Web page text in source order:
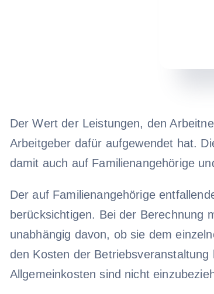
Der Wert der Leistungen, den
Arbeitgeber dafür aufgewendet hat.
damit auch auf Familienangehörige
Der auf Familienangehörige
berücksichtigen. Bei der Berechnung
unabhängig davon, ob sie dem
den Kosten der
Allgemeinkosten sind nicht